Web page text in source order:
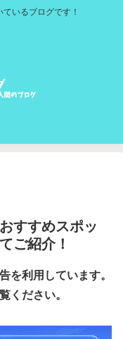
いるブログです！
すすめスポッ
ご紹介！
を利用しています。
ください。